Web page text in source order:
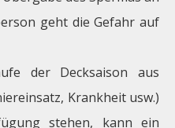
geht die Gefahr auf
der Decksaison aus
Krankheit usw.)
stehen, kann ein